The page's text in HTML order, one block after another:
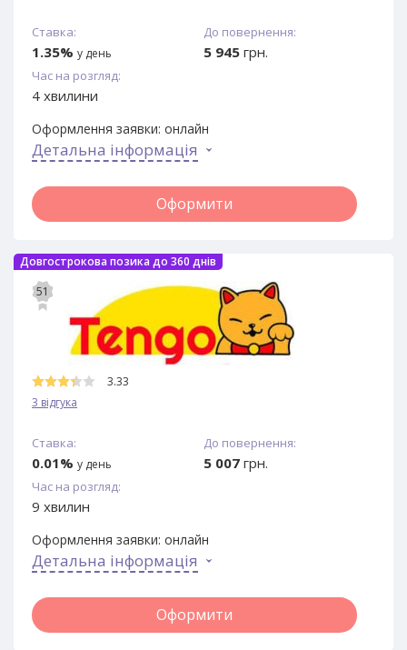
Ставка:
1.35% у день
До повернення:
5 945 грн.
Час на розгляд:
4 хвилини
Оформлення заявки: онлайн
Детальна інформація
Оформити
Довгострокова позика до 360 днів
51
3.33
3 відгука
Ставка:
0.01% у день
До повернення:
5 007 грн.
Час на розгляд:
9 хвилин
Оформлення заявки: онлайн
Детальна інформація
Оформити